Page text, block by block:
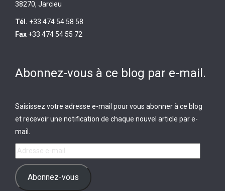
38270, Jarcieu
Tél. +33 474 54 58 58
Fax +33 474 54 55 72
Abonnez-vous à ce blog par e-mail.
Saisissez votre adresse e-mail pour vous abonner à ce blog
et recevoir une notification de chaque nouvel article par e-
mail.
Adresse
e-
mail Abonnez-vous